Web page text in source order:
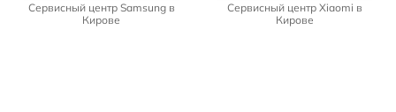
Сервисный центр Samsung в
Кирове
Сервисный центр Xiaomi в
Кирове